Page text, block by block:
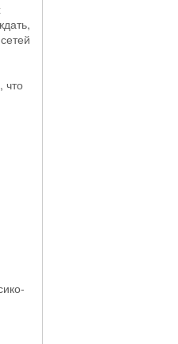
что